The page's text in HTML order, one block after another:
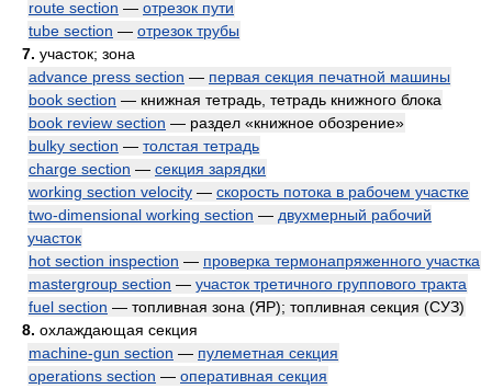
route section — отрезок пути
tube section — отрезок трубы
7. участок; зона
advance press section — первая секция печатной машины
book section — книжная тетрадь, тетрадь книжного блока
book review section — раздел «книжное обозрение»
bulky section — толстая тетрадь
charge section — секция зарядки
working section velocity — скорость потока в рабочем участке
two-dimensional working section — двухмерный рабочий
участок
hot section inspection — проверка термонапряженного участка
mastergroup section — участок третичного группового тракта
fuel section — топливная зона (ЯР); топливная секция (СУЗ)
8. охлаждающая секция
machine-gun section — пулеметная секция
operations section — оперативная секция